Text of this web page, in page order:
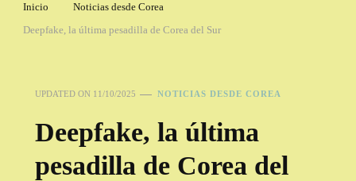
Inicio
Noticias desde Corea
Deepfake, la última pesadilla de Corea del Sur
UPDATED ON 11/10/2025 NOTICIAS DESDE COREA
Deepfake, la última
pesadilla de Corea del